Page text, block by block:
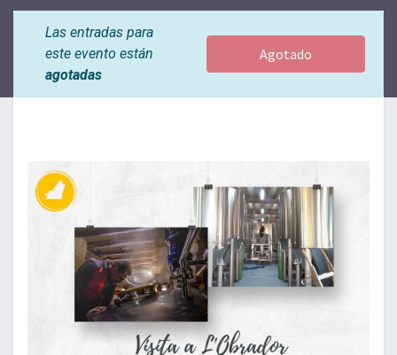
Las entradas para
este evento están
agotadas
Agotado